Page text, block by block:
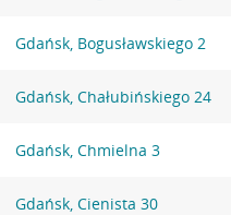
Gdańsk, Bogusławskiego 2
Gdańsk, Chałubińskiego 24
Gdańsk, Chmielna 3
Gdańsk, Cienista 30